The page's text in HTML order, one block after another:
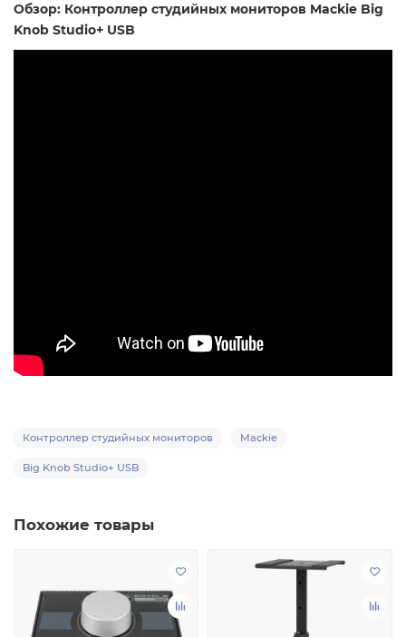
Обзор: Контроллер студийных мониторов Mackie Big
Knob Studio+ USB
Контроллер студийных мониторов Mackie
Big Knob Studio+ USB
Похожие товары